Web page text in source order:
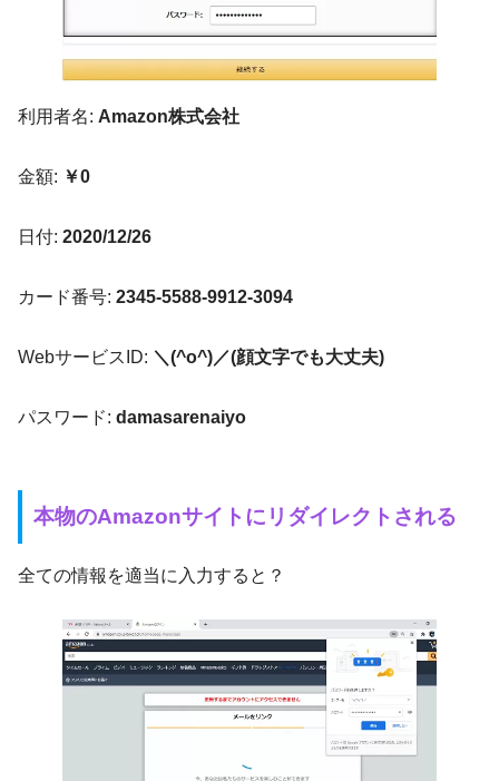
利用者名: Amazon株式会社
金額: ￥0
日付: 2020/12/26
カード番号: 2345-5588-9912-3094
WebサービスID: ＼(^o^)／(顔文字でも大丈夫)
パスワード: damasarenaiyo
本物のAmazonサイトにリダイレクトされる
全ての情報を適当に入力すると？